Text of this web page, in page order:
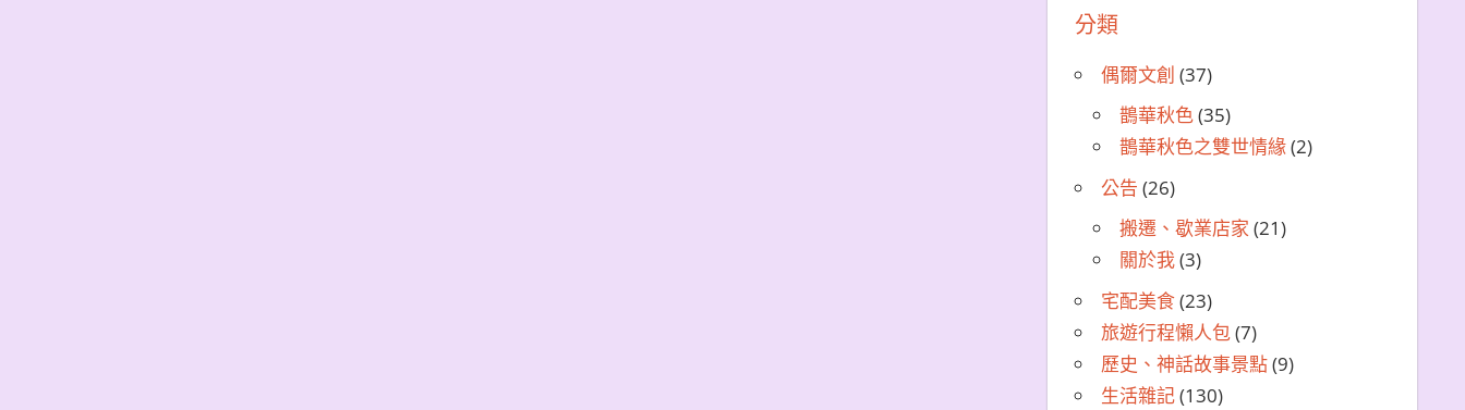
分類
偶爾文創 (37)
鵲華秋色(35)
鵲華秋色之雙世情緣(2)
公告 (26)
搬遷、歇業店家 (21)
關於我(3)
宅配美食(23)
旅遊行程懶人包(7)
歷史、神話故事景點(9)
生活雜記(130)